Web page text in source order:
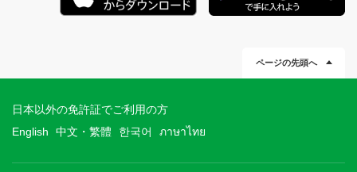
ページの先頭へ
日本以外の免許証でご利用の方
English
中文・繁體 한국어 ภาษาไทย